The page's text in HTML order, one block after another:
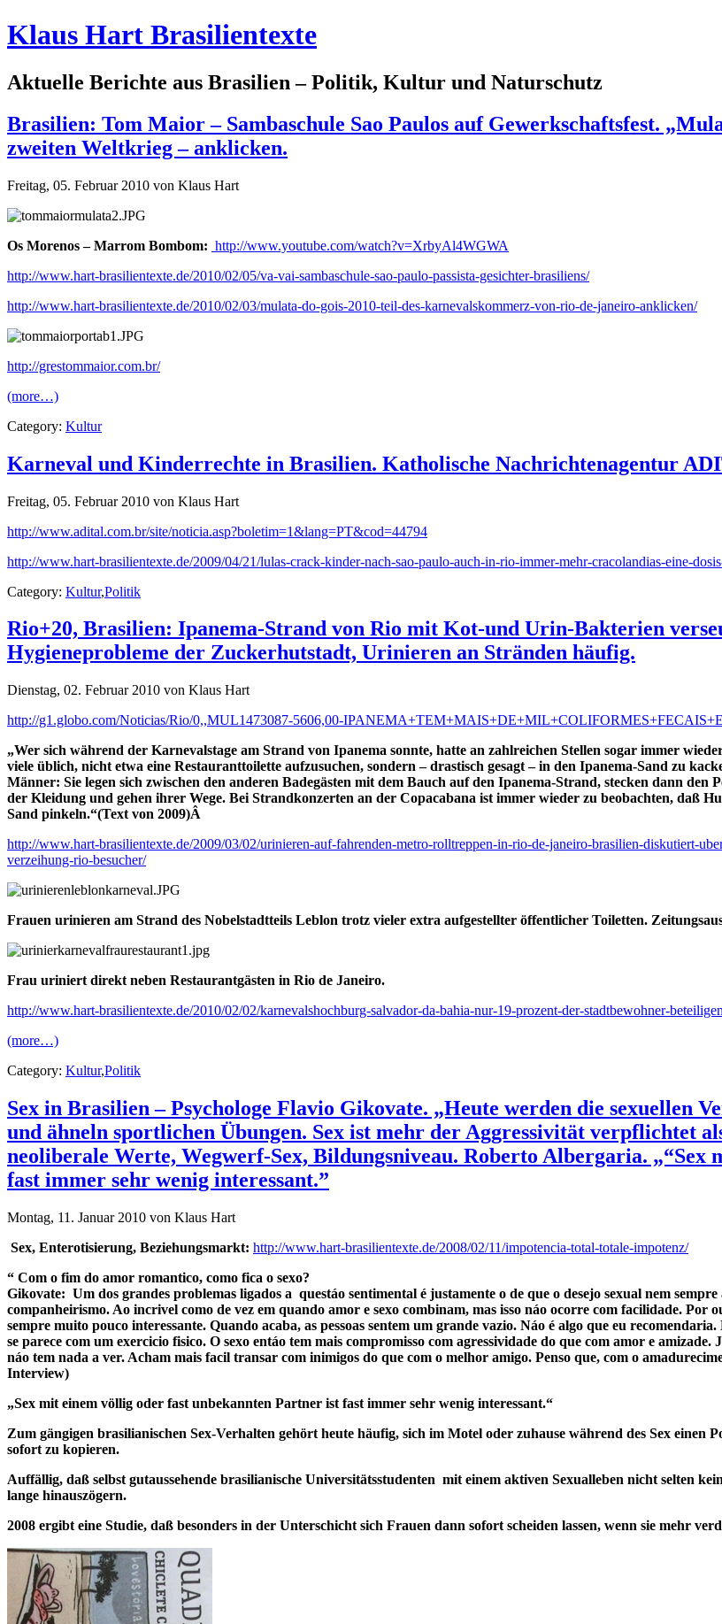
Klaus Hart Brasilientexte
Aktuelle Berichte aus Brasilien – Politik, Kultur und Naturschutz
Brasilien: Tom Maior – Sambaschule Sao Paulos auf Gewerkschaftsfest.
zweiten Weltkrieg – anklicken.
Freitag, 05. Februar 2010 von Klaus Hart
Os Morenos – Marrom Bombom: http://www.youtube.com/watch?v=XrbyAl4WGWA
http://www.hart-brasilientexte.de/2010/02/05/va-vai-sambaschule-sao-paulo-passista-gesichter-brasiliens/
http://www.hart-brasilientexte.de/2010/02/03/mulata-do-gois-2010-teil-des-karnevalskommerz-von-rio-de-janeiro-anklicken/
http://grestommaior.com.br/
(more…)
Category: Kultur
Karneval und Kinderrechte in Brasilien. Katholische Nachrichtenagentur
Freitag, 05. Februar 2010 von Klaus Hart
http://www.adital.com.br/site/noticia.asp?boletim=1&lang=PT&cod=44794
http://www.hart-brasilientexte.de/2009/04/21/lulas-crack-kinder-nach-sao-paulo-auch-in-rio-immer-mehr-cracolandias-eine-
Category: Kultur,Politik
Rio+20, Brasilien: Ipanema-Strand von Rio mit Kot-und Urin-Bakterien
Hygieneprobleme der Zuckerhutstadt, Urinieren an Stränden häufig.
Dienstag, 02. Februar 2010 von Klaus Hart
http://g1.globo.com/Noticias/Rio/0,,MUL1473087-5606,00-
„Wer sich während der Karnevalstage am Strand von Ipanema sonnte, hatte an zahlreichen Stellen sogar immer
viele üblich, nicht etwa eine Restauranttoilette aufzusuchen, sondern – drastisch gesagt – in den Ipanema-Sand zu
Männer: Sie legen sich zwischen den anderen Badegästen mit dem Bauch auf den Ipanema-Strand, stecken dann
der Kleidung und gehen ihrer Wege. Bei Strandkonzerten an der Copacabana ist immer wieder zu beobachten, daß
Sand pinkeln.“(Text von 2009)Â
http://www.hart-brasilientexte.de/2009/03/02/urinieren-auf-fahrenden-metro-rolltreppen-in-rio-de-janeiro-brasilien-diskutiert-
verzeihung-rio-besucher/
Frauen urinieren am Strand des Nobelstadtteils Leblon trotz vieler extra aufgestellter öffentlicher Toiletten.
Frau uriniert direkt neben Restaurantgästen in Rio de Janeiro.
http://www.hart-brasilientexte.de/2010/02/02/karnevalshochburg-salvador-da-bahia-nur-19-prozent-der-stadtbewohner-
(more…)
Category: Kultur,Politik
Sex in Brasilien – Psychologe Flavio Gikovate. „Heute werden die sexuellen
und ähneln sportlichen Übungen. Sex ist mehr der Aggressivität verpflichtet
neoliberale Werte, Wegwerf-Sex, Bildungsniveau. Roberto Albergaria.
fast immer sehr wenig interessant.”
Montag, 11. Januar 2010 von Klaus Hart
Sex, Enterotisierung, Beziehungsmarkt: http://www.hart-brasilientexte.de/2008/02/11/impotencia-total-totale-impotenz/
“ Com o fim do amor romantico, como fica o sexo?
Gikovate: Um dos grandes problemas ligados a questáo sentimental é justamente o de que o desejo sexual nem
companheirismo. Ao incri­vel como de vez em quando amor e sexo combinam, mas isso náo ocorre com facilidade. Por
sempre muito pouco interessante. Quando acaba, as pessoas sentem um grande vazio. Náo é algo que eu
se parece com um exercicio fi­sico. O sexo entáo tem mais compromisso com agressividade do que com amor e
náo tem nada a ver. Acham mais facil transar com inimigos do que com o melhor amigo. Penso que, com o
Interview)
„Sex mit einem völlig oder fast unbekannten Partner ist fast immer sehr wenig interessant.“
Zum gängigen brasilianischen Sex-Verhalten gehört heute häufig, sich im Motel oder zuhause während des Sex einen
sofort zu kopieren.
Auffällig, daß selbst gutaussehende brasilianische Universitätsstudenten mit einem aktiven Sexualleben nicht selten
lange hinauszögern.
2008 ergibt eine Studie, daß besonders in der Unterschicht sich Frauen dann sofort scheiden lassen, wenn sie mehr